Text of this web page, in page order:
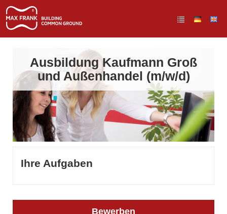
Ausbildung Kaufmann Groß
und Außenhandel (m/w/d)
Ihre Aufgaben
Bewerben